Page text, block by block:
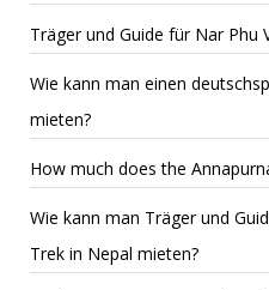
Träger und Guide für Nar Phu
Wie kann man einen
mieten?
How much does the
Wie kann man Träger und
Trek in Nepal mieten?